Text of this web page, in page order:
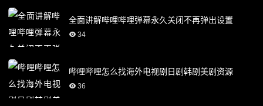
全面讲解哔哩哔哩弹幕永久关闭不再弹出设置
34
哔哩哔哩怎么找海外电视剧日剧韩剧美剧资源
36